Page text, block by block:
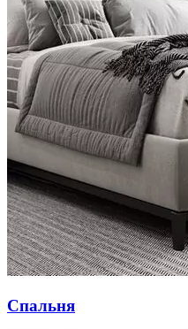
Спальня